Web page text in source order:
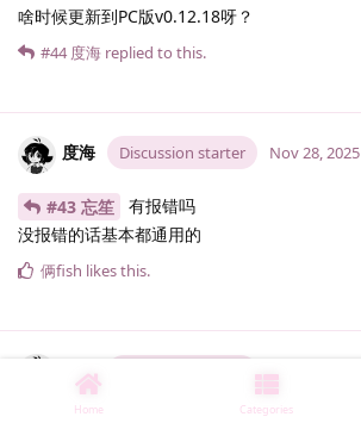
啥时候更新到PC版v0.12.18呀？
#44 度海 replied to this.
度海 Discussion starter Nov 28, 2025
#43 忘笙
有报错吗
没报错的话基本都通用的
俩fish likes this.
度海 Nov 30, 2025
Home Categories